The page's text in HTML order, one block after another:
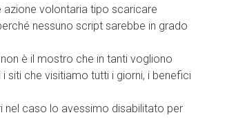
azione volontaria tipo scaricare
nessuno script sarebbe in grado
è il mostro che in tanti vogliono
siti che visitiamo tutti i giorni, i benefici
nel caso lo avessimo disabilitato per